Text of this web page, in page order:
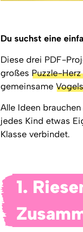
Du suchst eine
Diese drei PDF-
großes Puzzle-
gemeinsame
Alle Ideen
jedes Kind etwas
Klasse verbindet.
1.